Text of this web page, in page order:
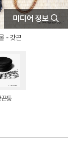
미디어 정보
- 갓끈
끈통